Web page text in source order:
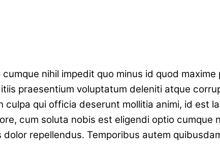
nihil impedit quo minus id quod
praesentium voluptatum deleniti atque
qui officia deserunt mollitia animi, id est
cum soluta nobis est eligendi optio cumque
repellendus. Temporibus autem